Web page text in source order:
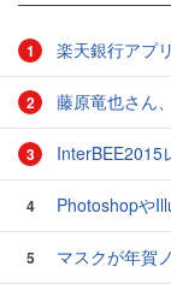
1 楽天銀行アプ
2 藤原竜也さん、「SKYSEA
3
4 PhotoshopやIllustratorの生
5
マスクが年賀ノ